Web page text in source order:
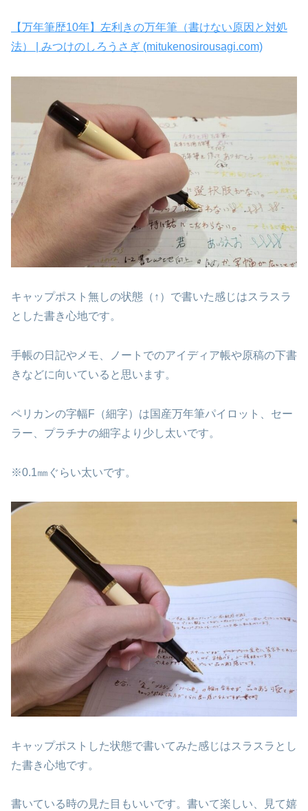
【万年筆歴10年】左利きの万年筆（書けない原因と対処
法） | みつけのしろうさぎ (mitukenosirousagi.com)
キャップポスト無しの状態（↑）で書いた感じはスラスラ
とした書き心地です。
手帳の日記やメモ、ノートでのアイディア帳や原稿の下書
きなどに向いていると思います。
ペリカンの字幅F（細字）は国産万年筆パイロット、セー
ラー、プラチナの細字より少し太いです。
※0.1㎜ぐらい太いです。
キャップポストした状態で書いてみた感じはスラスラとし
た書き心地です。
書いている時の見た目もいいです。書いて楽しい、見て嬉